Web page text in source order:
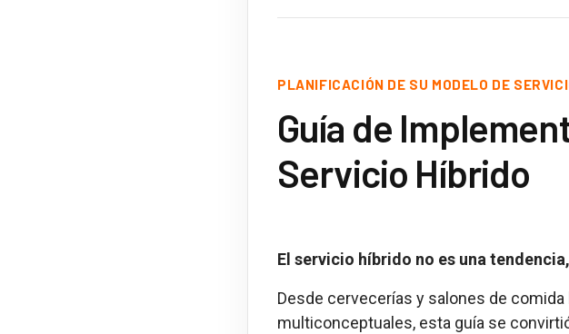
PLANIFICACIÓN DE SU MODELO DE
Guía de
Servicio Híbrido
El servicio híbrido no es una
Desde cervecerías y salones de
multiconceptuales, esta guía se